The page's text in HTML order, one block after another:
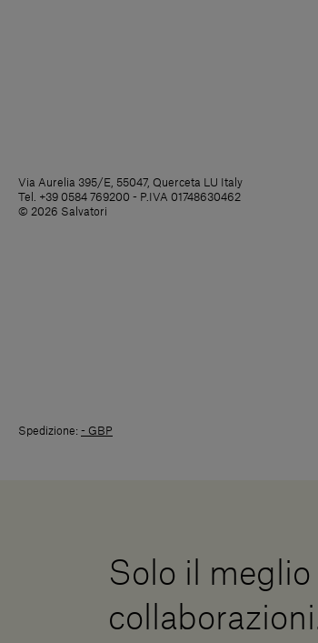
Via Aurelia 395/E, 55047, Querceta LU Italy
Tel. +39 0584 769200 - P.IVA 01748630462
© 2026 Salvatori
Spedizione: - GBP
Solo il